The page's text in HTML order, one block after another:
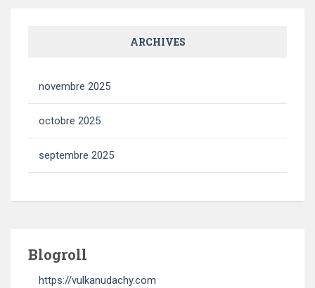
ARCHIVES
novembre 2025
octobre 2025
septembre 2025
Blogroll
https://vulkanudachy.com